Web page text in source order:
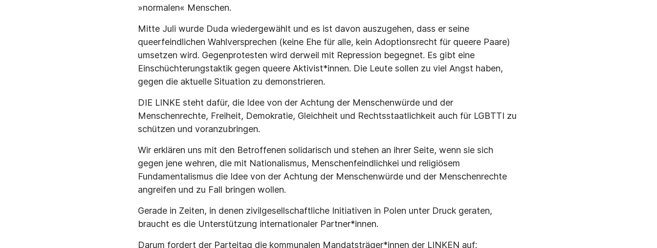
»normalen« Menschen.
Mitte Juli wurde Duda wiedergewählt und es ist davon auszugehen, dass er seine
queerfeindlichen Wahlversprechen (keine Ehe für alle, kein Adoptionsrecht für queere Paare)
umsetzen wird. Gegenprotesten wird derweil mit Repression begegnet. Es gibt eine
Einschüchterungstaktik gegen queere Aktivist*innen. Die Leute sollen zu viel Angst haben,
gegen die aktuelle Situation zu demonstrieren.
DIE LINKE steht dafür, die Idee von der Achtung der Menschenwürde und der
Menschenrechte, Freiheit, Demokratie, Gleichheit und Rechtsstaatlichkeit auch für LGBTTI zu
schützen und voranzubringen.
Wir erklären uns mit den Betroffenen solidarisch und stehen an ihrer Seite, wenn sie sich
gegen jene wehren, die mit Nationalismus, Menschenfeindlichkei und religiösem
Fundamentalismus die Idee von der Achtung der Menschenwürde und der Menschenrechte
angreifen und zu Fall bringen wollen.
Gerade in Zeiten, in denen zivilgesellschaftliche Initiativen in Polen unter Druck geraten,
braucht es die Unterstützung internationaler Partner*innen.
Darum fordert der Parteitag die kommunalen Mandatsträger*innen der LINKEN auf: